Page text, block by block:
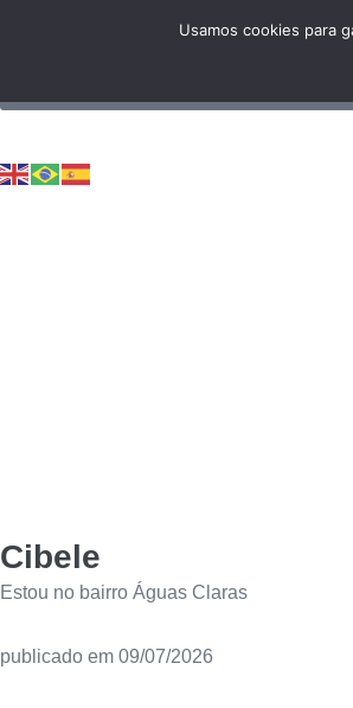
Cibele
Estou no bairro Águas Claras
publicado em 09/07/2026
Usamos cookies para